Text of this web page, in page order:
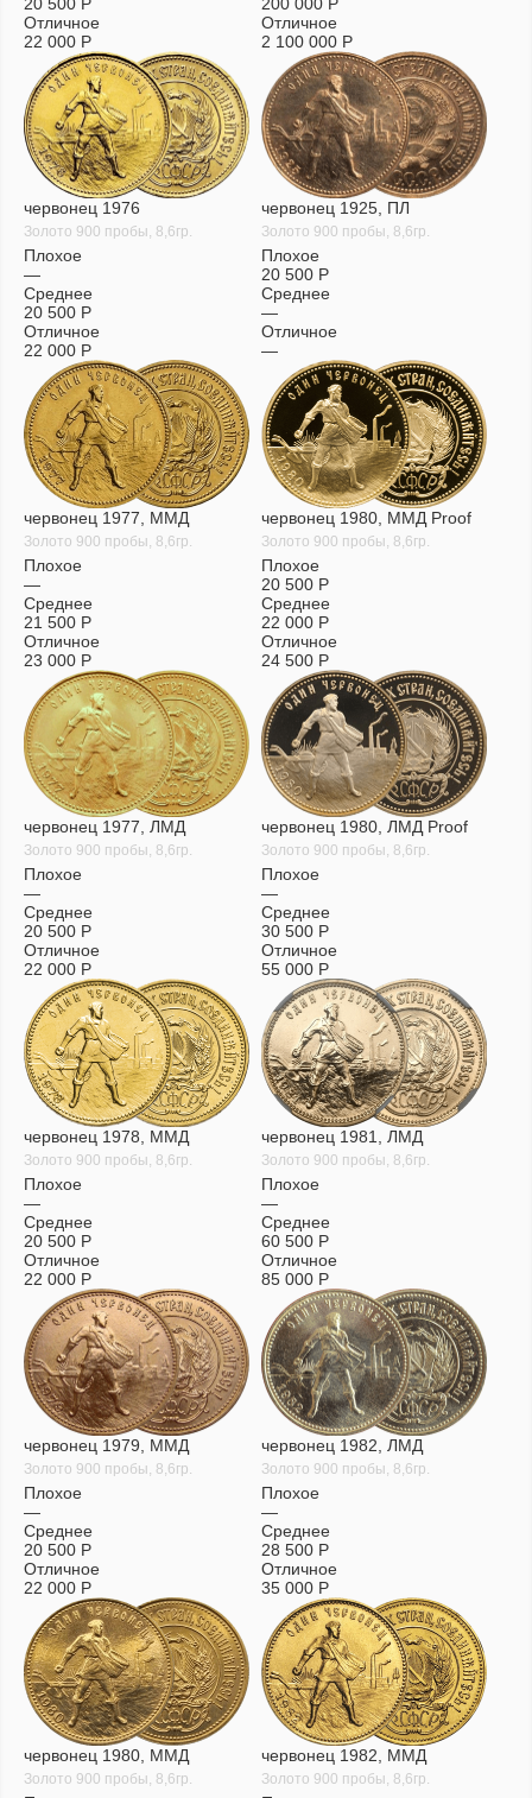
Отличное
22 000 Р
червонец 1976
Золото 900 пробы, 8,6гр.
Плохое
—
Среднее
20 500 Р
Отличное
22 000 Р
червонец 1977, ММД
Золото 900 пробы, 8,6гр.
Плохое
—
Среднее
21 500 Р
Отличное
23 000 Р
червонец 1977, ЛМД
Золото 900 пробы, 8,6гр.
Плохое
—
Среднее
20 500 Р
Отличное
22 000 Р
червонец 1978, ММД
Золото 900 пробы, 8,6гр.
Плохое
—
Среднее
20 500 Р
Отличное
22 000 Р
червонец 1979, ММД
Золото 900 пробы, 8,6гр.
Плохое
—
Среднее
20 500 Р
Отличное
22 000 Р
червонец 1980, ММД
Золото 900 пробы, 8,6гр.
Отличное
2 100 000 Р
червонец 1925, ПЛ
Золото 900 пробы, 8,6гр.
Плохое
20 500 Р
Среднее
—
Отличное
—
червонец 1980, ММД Proof
Золото 900 пробы, 8,6гр.
Плохое
20 500 Р
Среднее
22 000 Р
Отличное
24 500 Р
червонец 1980, ЛМД Proof
Золото 900 пробы, 8,6гр.
Плохое
—
Среднее
30 500 Р
Отличное
55 000 Р
червонец 1981, ЛМД
Золото 900 пробы, 8,6гр.
Плохое
—
Среднее
60 500 Р
Отличное
85 000 Р
червонец 1982, ЛМД
Золото 900 пробы, 8,6гр.
Плохое
—
Среднее
28 500 Р
Отличное
35 000 Р
червонец 1982, ММД
Золото 900 пробы, 8,6гр.